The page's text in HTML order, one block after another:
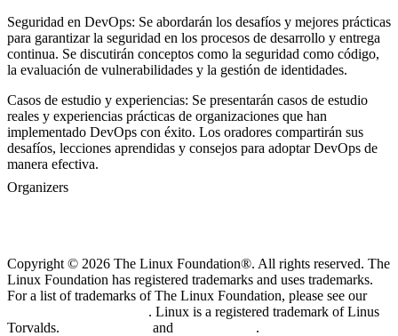
Seguridad en DevOps: Se abordarán los desafíos y mejores prácticas
para garantizar la seguridad en los procesos de desarrollo y entrega
continua. Se discutirán conceptos como la seguridad como código,
la evaluación de vulnerabilidades y la gestión de identidades.
Casos de estudio y experiencias: Se presentarán casos de estudio
reales y experiencias prácticas de organizaciones que han
implementado DevOps con éxito. Los oradores compartirán sus
desafíos, lecciones aprendidas y consejos para adoptar DevOps de
manera efectiva.
Organizers
Copyright © 2026 The Linux Foundation®. All rights reserved. The
Linux Foundation has registered trademarks and uses trademarks.
For a list of trademarks of The Linux Foundation, please see our
. Linux is a registered trademark of Linus
Torvalds.
and
.